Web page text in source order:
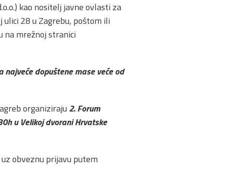
kao nositelj javne ovlasti za
ulici 28 u Zagrebu, poštom ili
na mrežnoj stranici
dopuštene mase veće od
organiziraju 2. Forum
u Velikoj dvorani Hrvatske
obveznu prijavu putem